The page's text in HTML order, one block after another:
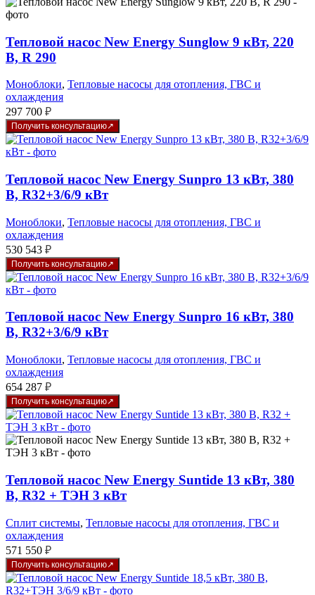
Тепловой насос New Energy Sunglow 9 кВт, 220
В, R 290
Моноблоки, Тепловые насосы для отопления, ГВС и
охлаждения
297 700 ₽
Получить консультацию
Тепловой насос New Energy Sunpro 13 кВт, 380
В, R32+3/6/9 кВт
Моноблоки, Тепловые насосы для отопления, ГВС и
охлаждения
530 543 ₽
Получить консультацию
Тепловой насос New Energy Sunpro 16 кВт, 380
В, R32+3/6/9 кВт
Моноблоки, Тепловые насосы для отопления, ГВС и
охлаждения
654 287 ₽
Получить консультацию
Тепловой насос New Energy Suntide 13 кВт, 380
В, R32 + ТЭН 3 кВт
Сплит системы, Тепловые насосы для отопления, ГВС и
охлаждения
571 550 ₽
Получить консультацию